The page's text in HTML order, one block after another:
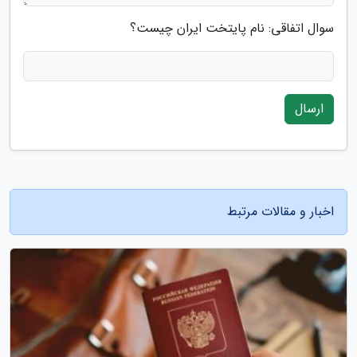
سوال اتفاقی: نام پایتخت ایران چیست؟
ارسال
اخبار و مقالات مرتبط